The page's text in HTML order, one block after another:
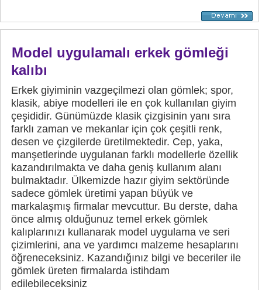
Model uygulamalı erkek gömleği
kalıbı
Erkek giyiminin vazgeçilmezi olan gömlek; spor,
klasik, abiye modelleri ile en çok kullanılan giyim
çeşididir. Günümüzde klasik çizgisinin yanı sıra
farklı zaman ve mekanlar için çok çeşitli renk,
desen ve çizgilerde üretilmektedir. Cep, yaka,
manşetlerinde uygulanan farklı modellerle özellik
kazandırılmakta ve daha geniş kullanım alanı
bulmaktadır. Ülkemizde hazır giyim sektöründe
sadece gömlek üretimi yapan büyük ve
markalaşmış firmalar mevcuttur. Bu derste, daha
önce almış olduğunuz temel erkek gömlek
kalıplarınızı kullanarak model uygulama ve seri
çizimlerini, ana ve yardımcı malzeme hesaplarını
öğreneceksiniz. Kazandığınız bilgi ve beceriler ile
gömlek üreten firmalarda istihdam
edilebileceksiniz